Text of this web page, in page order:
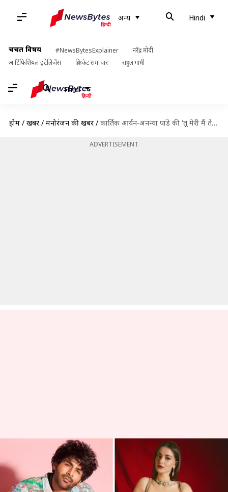
अन्य Hindi
चर्चित विषय #NewsBytesExplainer
नरेंद्र मोदी
आर्टिफिशियल इंटेलिजेंस
क्रिकेट समाचार राहुल गांधी
Hindi
होम / खबरें / मनोरंजन की खबरें / कार्तिक आर्यन-अनन्या पांडे की 'तू मेरी मैं तेरा..' की रिलीज तारीख बदली, अब कब आएगी फिल्म?
ADVERTISEMENT
कार्तिक आर्यन-अनन्या पांडे की 'तू मेरी
मैं तेरा..' की रिलीज तारीख बदली,
अब कब आएगी फिल्म?